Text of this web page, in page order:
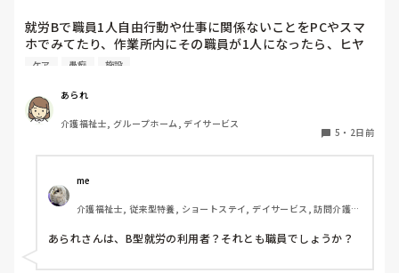
就労Bで職員1人自由行動や仕事に関係ないことをPCやスマ
ホでみてたり、作業所内にその職員が1人になったら、ヒヤ
リや事故がないように、中を観とくのが普通だと思います
してます。
それ以外にも、特定の利用者(障がいもってると外見てわか
る人)にしか挨拶や体調聞かない。
だからなんの心配もないじゃないですか｣と言われ深く傷つ
き生理的に受けつけなくなりました。
そもそも面接受けた理由は｢歳とって年金生活になった時の
ため少し農業を学ぶために入った｣と社長には｢ヘルパーの資
格をとったので活かせれると……｣と長々言ってと農業に関
係ないことを他の利用者と話してました。
ケア 愚痴 施設
あられ
介護福祉士, グループホーム, デイサービス
5 ・ 2日前
me
介護福祉士, 従来型特養, ショートステイ, デイサービス, 訪問介護,
あられさんは、B型就労の利用者？それとも職員でしょうか？